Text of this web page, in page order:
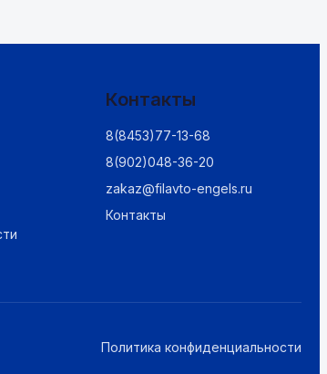
Контакты
8(8453)77-13-68
8(902)048-36-20
zakaz@filavto-engels.ru
Контакты
Политика конфиденциальности